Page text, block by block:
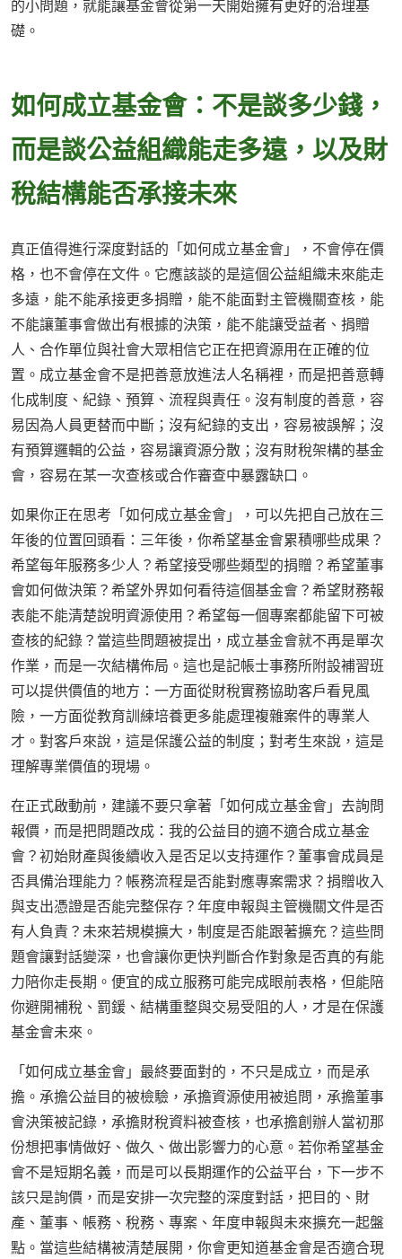
的小問題，就能讓基金會從第一天開始擁有更好的治理基
礎。
如何成立基金會：不是談多少錢，
而是談公益組織能走多遠，以及財
稅結構能否承接未來
真正值得進行深度對話的「如何成立基金會」，不會停在價
格，也不會停在文件。它應該談的是這個公益組織未來能走
多遠，能不能承接更多捐贈，能不能面對主管機關查核，能
不能讓董事會做出有根據的決策，能不能讓受益者、捐贈
人、合作單位與社會大眾相信它正在把資源用在正確的位
置。成立基金會不是把善意放進法人名稱裡，而是把善意轉
化成制度、紀錄、預算、流程與責任。沒有制度的善意，容
易因為人員更替而中斷；沒有紀錄的支出，容易被誤解；沒
有預算邏輯的公益，容易讓資源分散；沒有財稅架構的基金
會，容易在某一次查核或合作審查中暴露缺口。
如果你正在思考「如何成立基金會」，可以先把自己放在三
年後的位置回頭看：三年後，你希望基金會累積哪些成果？
希望每年服務多少人？希望接受哪些類型的捐贈？希望董事
會如何做決策？希望外界如何看待這個基金會？希望財務報
表能不能清楚說明資源使用？希望每一個專案都能留下可被
查核的紀錄？當這些問題被提出，成立基金會就不再是單次
作業，而是一次結構佈局。這也是記帳士事務所附設補習班
可以提供價值的地方：一方面從財稅實務協助客戶看見風
險，一方面從教育訓練培養更多能處理複雜案件的專業人
才。對客戶來說，這是保護公益的制度；對考生來說，這是
理解專業價值的現場。
在正式啟動前，建議不要只拿著「如何成立基金會」去詢問
報價，而是把問題改成：我的公益目的適不適合成立基金
會？初始財產與後續收入是否足以支持運作？董事會成員是
否具備治理能力？帳務流程是否能對應專案需求？捐贈收入
與支出憑證是否能完整保存？年度申報與主管機關文件是否
有人負責？未來若規模擴大，制度是否能跟著擴充？這些問
題會讓對話變深，也會讓你更快判斷合作對象是否真的有能
力陪你走長期。便宜的成立服務可能完成眼前表格，但能陪
你避開補稅、罰鍰、結構重整與交易受阻的人，才是在保護
基金會未來。
「如何成立基金會」最終要面對的，不只是成立，而是承
擔。承擔公益目的被檢驗，承擔資源使用被追問，承擔董事
會決策被記錄，承擔財稅資料被查核，也承擔創辦人當初那
份想把事情做好、做久、做出影響力的心意。若你希望基金
會不是短期名義，而是可以長期運作的公益平台，下一步不
該只是詢價，而是安排一次完整的深度對話，把目的、財
產、董事、帳務、稅務、專案、年度申報與未來擴充一起盤
點。當這些結構被清楚展開，你會更知道基金會是否適合現